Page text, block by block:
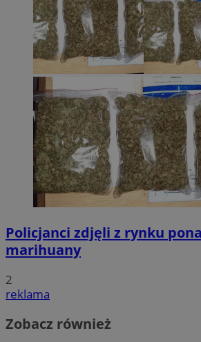
Policjanci zdjęli z rynku
marihuany
2
reklama
Zobacz również